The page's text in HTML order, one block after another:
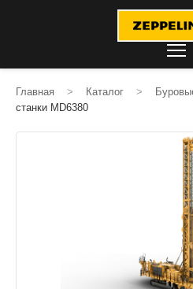
Главная > Каталог >
станки MD6380